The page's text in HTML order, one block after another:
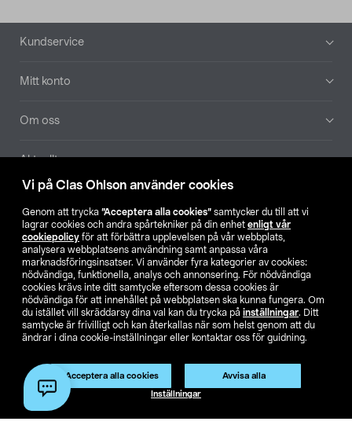
Vi på Clas Ohlson använder cookies
Genom att trycka ”Acceptera alla cookies” samtycker du till att vi
lagrar cookies och andra spårtekniker på din enhet enligt vår
cookiepolicy för att förbättra upplevelsen på vår webbplats,
analysera webbplatsens användning samt anpassa våra
marknadsföringsinsatser. Vi använder fyra kategorier av cookies:
nödvändiga, funktionella, analys och annonsering. För nödvändiga
cookies krävs inte ditt samtycke eftersom dessa cookies är
nödvändiga för att innehållet på webbplatsen ska kunna fungera. Om
du istället vill skräddarsy dina val kan du trycka på inställningar. Ditt
samtycke är frivilligt och kan återkallas när som helst genom att du
ändrar i dina cookie-inställningar eller kontaktar oss för guidning.
Acceptera alla cookies Avvisa alla
Inställningar
Sidfot
Kundservice
Mitt konto
Om oss
Aktuellt
Hitta butik
SE NO FI
Köpvillkor Privacy statement Klubbvillkor
För företag
Ändra till priser exklusive moms